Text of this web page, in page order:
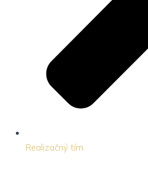
Realizačný tím